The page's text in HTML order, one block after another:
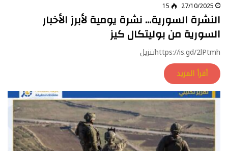
27/10/2025
15
النشرة السورية… نشرة يومية لأبرز الأخبار
السورية من بوليتكال كيز
https://is.gd/2lPtmhتنزيل
أقرأ المزيد